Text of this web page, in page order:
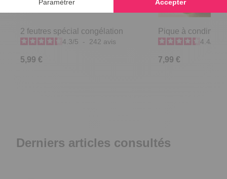
2 feutres spécial congélation
4.3/5 - 242 avis
5,99 €
Pique à
4.4/
7,99 €
Derniers articles consultés